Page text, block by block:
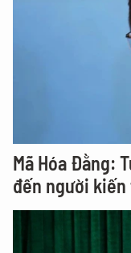
Mã Hóa Đằng:
đến người